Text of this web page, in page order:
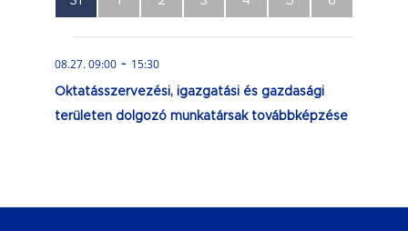
esemény,esemény,esemény,esemény,esemény,esemény,esemény,
08.27. 09:00 - 15:30
Oktatásszervezési, igazgatási és gazdasági
területen dolgozó munkatársak továbbképzése